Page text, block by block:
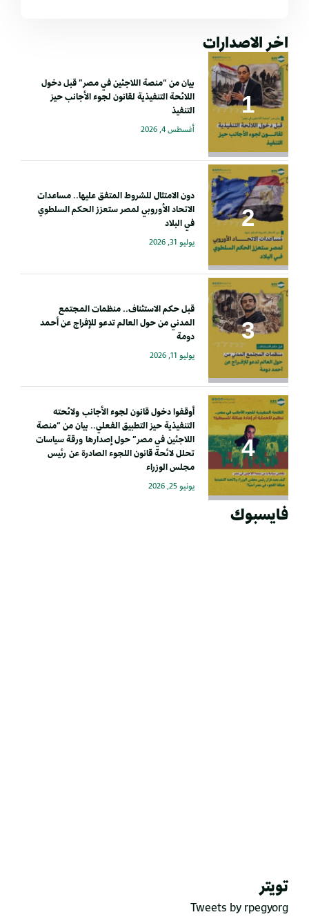
اخر الاصدارات
بيان من “منصة اللاجئين في مصر” قبل دخول
اللائحة التنفيذية لقانون لجوء الأجانب حيز
التنفيذ
أغسطس 4, 2026
دون الامتثال للشروط المتفق عليها.. مساعدات
الاتحاد الأوروبي لمصر ستعزز الحكم السلطوي
في البلاد
يوليو 31, 2026
قبل حكم الاستئناف.. منظمات المجتمع
المدني من حول العالم تدعو للإفراج عن أحمد
دومة
يوليو 11, 2026
أوقفوا دخول قانون لجوء الأجانب ولائحته
التنفيذية حيز التطبيق الفعلي.. بيان من “منصة
اللاجئين في مصر” حول إصدارها ورقة سياسات
تحلل لائحة قانون اللجوء الصادرة عن رئيس
مجلس الوزراء
يونيو 25, 2026
فايسبوك
تويتر
Tweets by rpegyorg